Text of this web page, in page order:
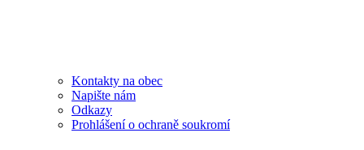
Kontakty na obec
Napište nám
Odkazy
Prohlášení o ochraně soukromí